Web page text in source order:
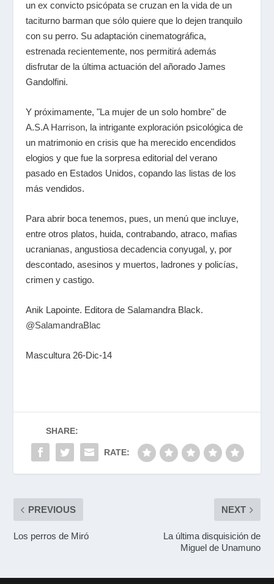
un ex convicto psicópata se cruzan en la vida de un
taciturno barman que sólo quiere que lo dejen tranquilo
con su perro. Su adaptación cinematográfica,
estrenada recientemente, nos permitirá además
disfrutar de la última actuación del añorado James
Gandolfini.
Y próximamente, "La mujer de un solo hombre" de
A.S.A Harrison, la intrigante exploración psicológica de
un matrimonio en crisis que ha merecido encendidos
elogios y que fue la sorpresa editorial del verano
pasado en Estados Unidos, copando las listas de los
más vendidos.
Para abrir boca tenemos, pues, un menú que incluye,
entre otros platos, huida, contrabando, atraco, mafias
ucranianas, angustiosa decadencia conyugal, y, por
descontado, asesinos y muertos, ladrones y policías,
crimen y castigo.
Anik Lapointe. Editora de Salamandra Black.
@SalamandraBlac
Mascultura 26-Dic-14
SHARE:
RATE:
PREVIOUS
Los perros de Miró
NEXT
La última disquisición de
Miguel de Unamuno